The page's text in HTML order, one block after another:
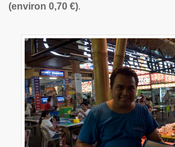
(environ 0,70 €).